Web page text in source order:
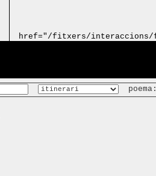
href="/fitxers/interaccions/